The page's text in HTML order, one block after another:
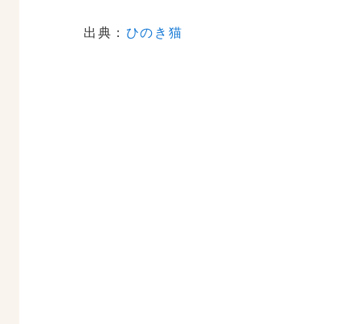
出典： ひのき猫